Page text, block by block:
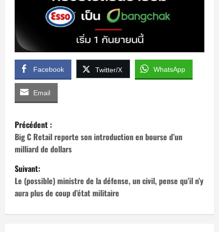
Facebook Twitter/X WhatsApp
Email
N
a
v
i
g
Précédent :
Big C Retail reporte son introduction en bourse d’un
milliard de dollars
Suivant:
Le (possible) ministre de la défense, un civil, pense qu’il n’y
aura plus de coup d’état militaire